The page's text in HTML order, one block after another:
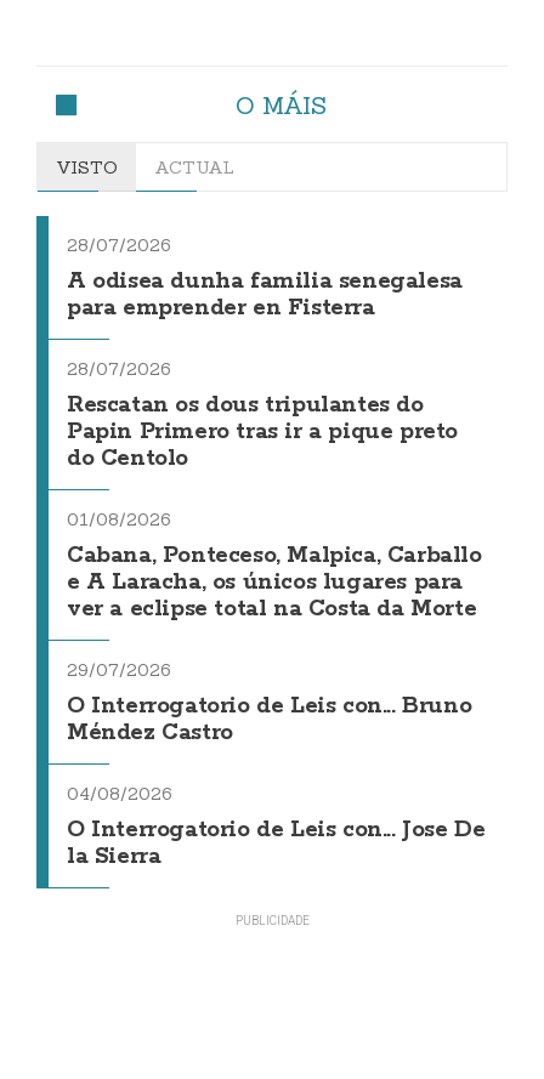
O MÁIS
VISTO ACTUAL
28/07/2026
A odisea dunha familia senegalesa
para emprender en Fisterra
28/07/2026
Rescatan os dous tripulantes do
Papin Primero tras ir a pique preto
do Centolo
01/08/2026
Cabana, Ponteceso, Malpica, Carballo
e A Laracha, os únicos lugares para
ver a eclipse total na Costa da Morte
29/07/2026
O Interrogatorio de Leis con... Bruno
Méndez Castro
04/08/2026
O Interrogatorio de Leis con... Jose De
la Sierra